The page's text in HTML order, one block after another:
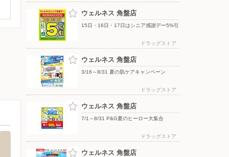
ウェルネス 角盤店
15日・16日・17日はシニア感謝デー5%引
ドラッグストア
ウェルネス 角盤店
3/16～8/31 夏の肌ケアキャンペーン
ドラッグストア
ウェルネス 角盤店
7/1～8/31 P&G夏のヒーロー大集合
ドラッグストア
ウェルネス 角盤店